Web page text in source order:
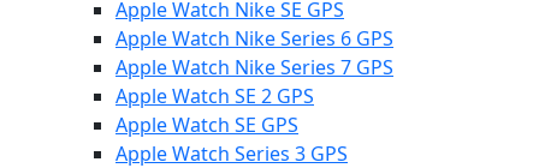
Apple Watch Nike SE GPS
Apple Watch Nike Series 6 GPS
Apple Watch Nike Series 7 GPS
Apple Watch SE 2 GPS
Apple Watch SE GPS
Apple Watch Series 3 GPS